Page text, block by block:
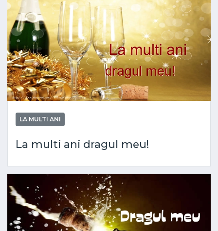
LA MULTI ANI
La multi ani dragul meu!